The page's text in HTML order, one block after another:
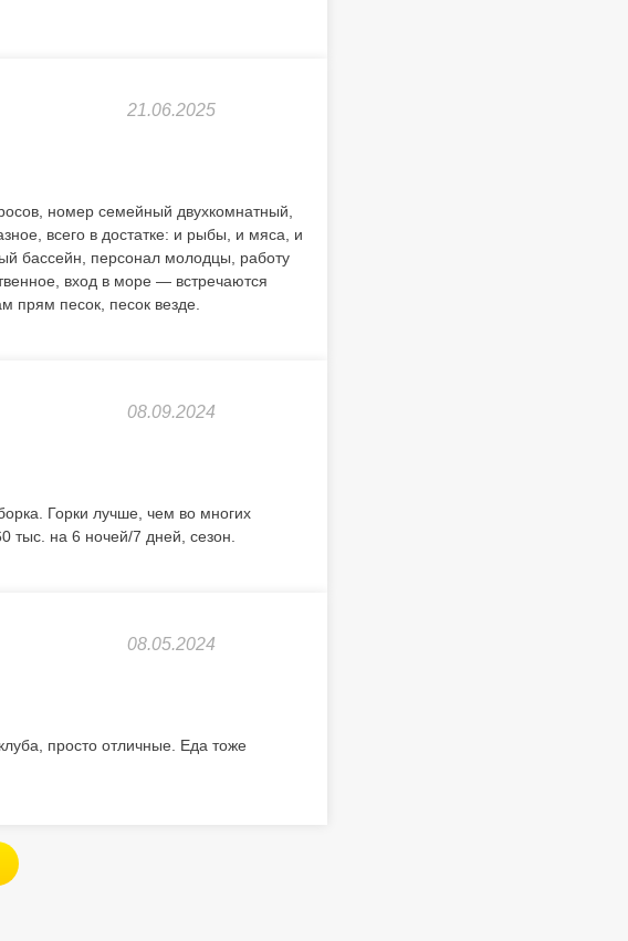
21.06.2025
номер семейный двухкомнатный,
всего в достатке: и рыбы, и мяса, и
бассейн, персонал молодцы, работу
вход в море — встречаются
прям песок, песок везде.
08.09.2024
Горки лучше, чем во многих
тыс. на 6 ночей/7 дней, сезон.
08.05.2024
просто отличные. Еда тоже